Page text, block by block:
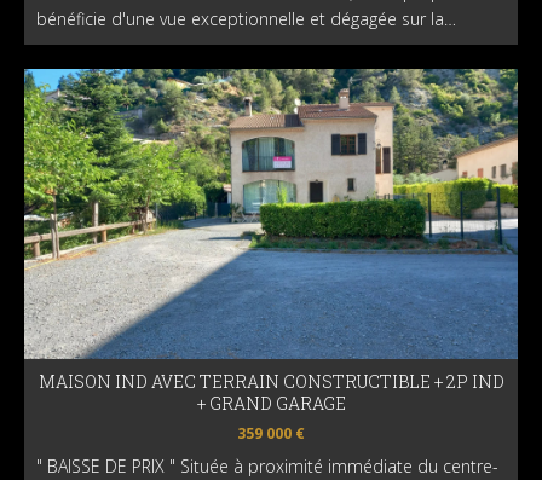
bénéficie d'une vue exceptionnelle et dégagée sur la…
MAISON IND AVEC TERRAIN CONSTRUCTIBLE + 2P IND
+ GRAND GARAGE
359 000 €
" BAISSE DE PRIX " Située à proximité immédiate du centre-